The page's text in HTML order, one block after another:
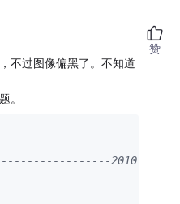
不过图像偏黑了。不知道
。
赞